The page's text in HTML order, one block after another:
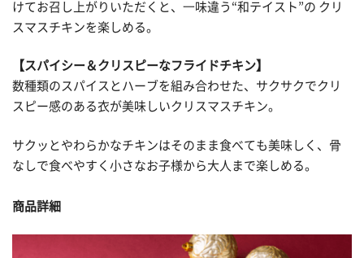
けてお召し上がりいただくと、⼀味違う“和テイスト”の クリ
スマスチキンを楽しめる。
【スパイシー＆クリスピーなフライドチキン】
数種類のスパイスとハーブを組み合わせた、サクサクでクリ
スピー感のある衣が美味しいクリスマスチキン。
サクッとやわらかなチキンはそのまま食べても美味しく、骨
なしで食べやすく小さなお子様から大人まで楽しめる。
商品詳細